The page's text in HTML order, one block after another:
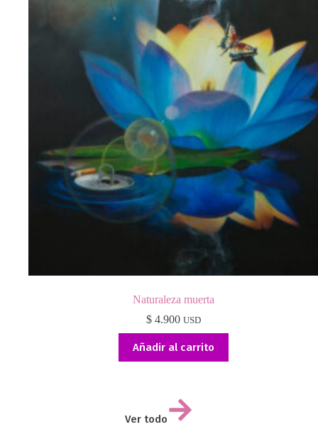
Naturaleza muerta
$4.900 USD
Añadir al carrito
Ver todo